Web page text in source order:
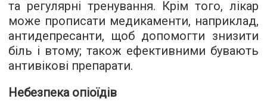
та регулярні тренування. Крім того, лікар
може прописати медикаменти, наприклад,
антидепресанти, щоб допомогти знизити
біль і втому; також ефективними бувають
антивікові препарати.
Небезпека опіоїдів